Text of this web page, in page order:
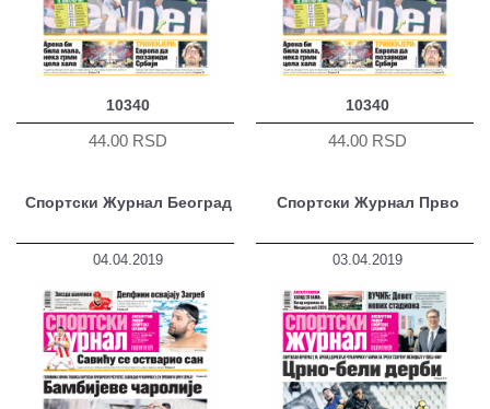
10340
44.00 RSD
10340
44.00 RSD
Спортски Журнал Београд
04.04.2019
Спортски Журнал Прво
03.04.2019